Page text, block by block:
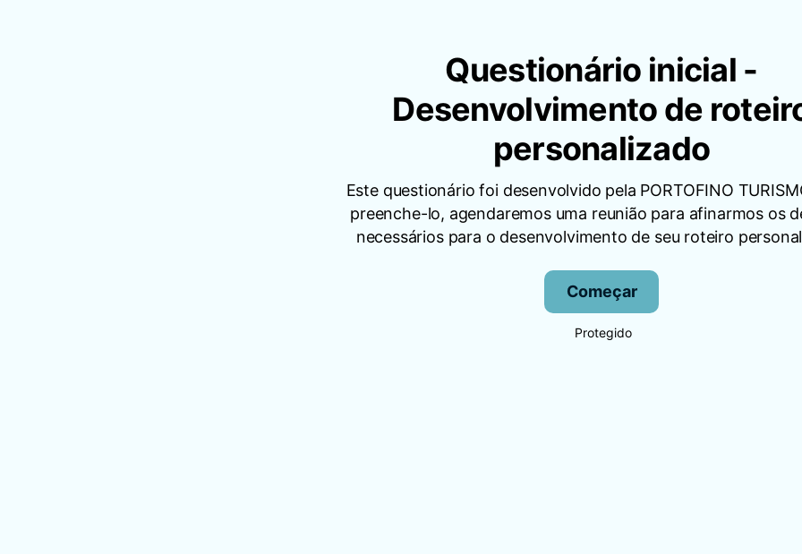
Questionário inicial -
Desenvolvimento de
personalizado
Este questionário foi desenvolvido pela PORTOFINO
preenche-lo, agendaremos uma reunião para afinarmos os
necessários para o desenvolvimento de seu roteiro
Começar
Protegido